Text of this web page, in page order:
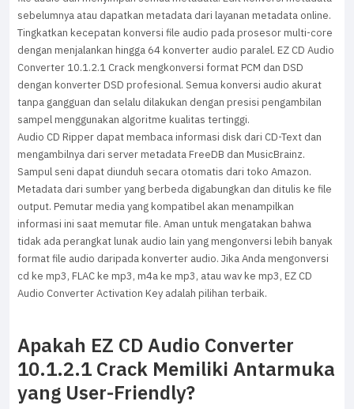
sebelumnya atau dapatkan metadata dari layanan metadata online.
Tingkatkan kecepatan konversi file audio pada prosesor multi-core
dengan menjalankan hingga 64 konverter audio paralel. EZ CD Audio
Converter 10.1.2.1 Crack mengkonversi format PCM dan DSD
dengan konverter DSD profesional. Semua konversi audio akurat
tanpa gangguan dan selalu dilakukan dengan presisi pengambilan
sampel menggunakan algoritme kualitas tertinggi.
Audio CD Ripper dapat membaca informasi disk dari CD-Text dan
mengambilnya dari server metadata FreeDB dan MusicBrainz.
Sampul seni dapat diunduh secara otomatis dari toko Amazon.
Metadata dari sumber yang berbeda digabungkan dan ditulis ke file
output. Pemutar media yang kompatibel akan menampilkan
informasi ini saat memutar file. Aman untuk mengatakan bahwa
tidak ada perangkat lunak audio lain yang mengonversi lebih banyak
format file audio daripada konverter audio. Jika Anda mengonversi
cd ke mp3, FLAC ke mp3, m4a ke mp3, atau wav ke mp3, EZ CD
Audio Converter Activation Key adalah pilihan terbaik.
Apakah EZ CD Audio Converter
10.1.2.1 Crack Memiliki Antarmuka
yang User-Friendly?